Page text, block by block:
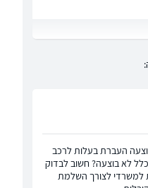
העברת בעלות לרכב
לא בוצעה? חשוב לבדוק
למשרדי לצורך השלמת